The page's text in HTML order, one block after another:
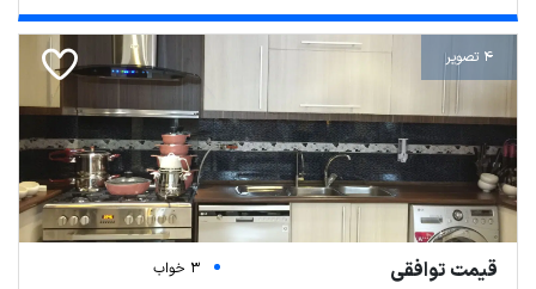
4 تصویر
قیمت توافقی
3 خواب